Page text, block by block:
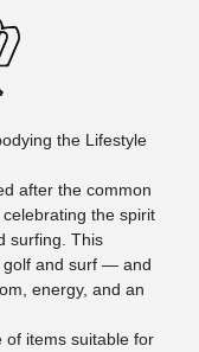
the Lifestyle
after the common
the spirit
surfing. This
and surf — and
energy, and an
of items suitable for